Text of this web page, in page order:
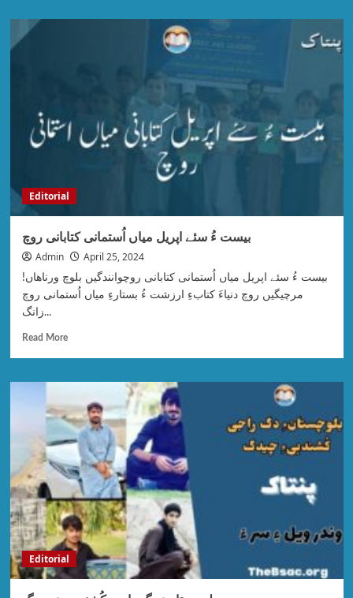
Editorial
بیست ءُ سئے اپریل میاں اُستمانی کتابانی روچ
Admin April 25, 2024
بیست ءُ سئے اپریل میاں اُستمانی کتابانی روچوانندگیں بلوچ ورناھاں!
مرچیگیں روچ دنیاءَ کتابءِ ارزشت ءُ بستارءِ میاں اُستمانی روچ
زانگ...
Read More
Editorial